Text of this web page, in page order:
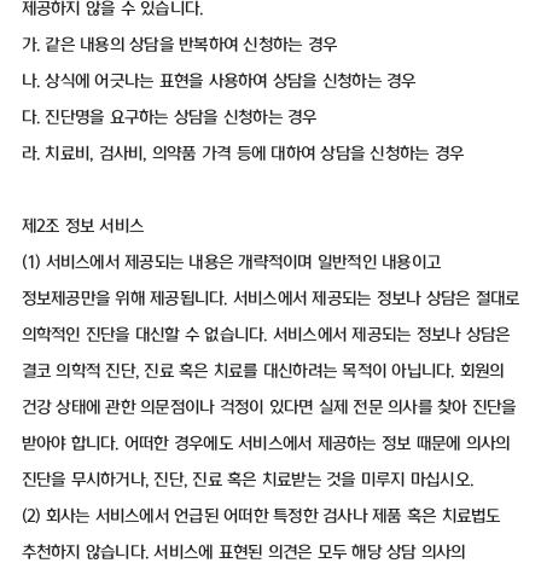
제공하지 않을 수 있습니다.
가. 같은 내용의 상담을 반복하여 신청하는 경우
나. 상식에 어긋나는 표현을 사용하여 상담을 신청하는 경우
다. 진단명을 요구하는 상담을 신청하는 경우
라. 치료비, 검사비, 의약품 가격 등에 대하여 상담을 신청하는 경우
제2조 정보 서비스
(1) 서비스에서 제공되는 내용은 개략적이며 일반적인 내용이고
정보제공만을 위해 제공됩니다. 서비스에서 제공되는 정보나 상담은 절대로
의학적인 진단을 대신할 수 없습니다. 서비스에서 제공되는 정보나 상담은
결코 의학적 진단, 진료 혹은 치료를 대신하려는 목적이 아닙니다. 회원의
건강 상태에 관한 의문점이나 걱정이 있다면 실제 전문 의사를 찾아 진단을
받아야 합니다. 어떠한 경우에도 서비스에서 제공하는 정보 때문에 의사의
진단을 무시하거나, 진단, 진료 혹은 치료받는 것을 미루지 마십시오.
(2) 회사는 서비스에서 언급된 어떠한 특정한 검사나 제품 혹은 치료법도
추천하지 않습니다. 서비스에 표현된 의견은 모두 해당 상담 의사의